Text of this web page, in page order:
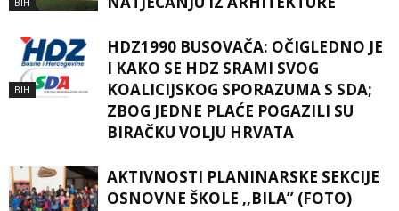
BIH
HDZ1990 BUSOVAČA: OČIGLEDNO JE
I KAKO SE HDZ SRAMI SVOG
KOALICIJSKOG SPORAZUMA S SDA;
ZBOG JEDNE PLAĆE POGAZILI SU
BIRAČKU VOLJU HRVATA
AKTIVNOSTI PLANINARSKE SEKCIJE
OSNOVNE ŠKOLE ,,BILA” (FOTO)